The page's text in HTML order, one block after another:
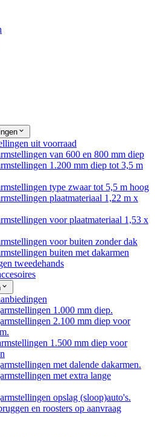
uit voorraad
van 600 en 800 mm diep
1.200 mm diep tot 3,5 m
type zwaar tot 5,5 m hoog
plaatmateriaal 1,22 m x
voor plaatmateriaal 1,53 x
voor buiten zonder dak
buiten met dakarmen
tweedehands
1.000 mm diep.
2.100 mm diep voor
1.500 mm diep voor
met dalende dakarmen.
met extra lange
opslag (sloop)auto's.
en roosters op aanvraag